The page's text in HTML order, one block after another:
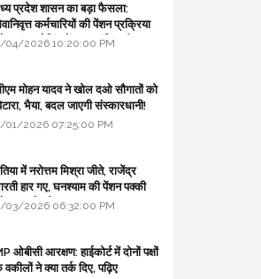
प्रदेश शासन का बड़ा फैसला:
कर्मचारियों की पेंशन प्रक्रिया
बजट कोडिंग में हुए क्रांतिकारी
04/2026 10:20:00 PM
मोहन यादव ने खोल दओ सौगातों को
भैया, बदल जाएगी संस्कारधानी!
01/2026 07:25:00 PM
में नरोत्तम मिश्रा जीते, राजेंद्र
हार गए, घनश्याम की पेंशन पक्की
आशुतोष बैक टू...
03/2026 06:32:00 PM
ओबीसी आरक्षण: हाईकोर्ट में दोनों पक्षों
ने क्या तर्क दिए, पढ़िए